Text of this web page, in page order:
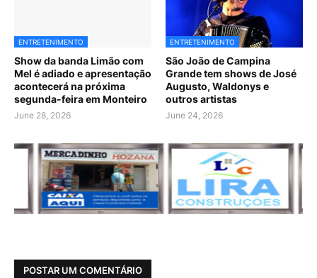
ENTRETENIMENTO
Show da banda Limão com
Mel é adiado e apresentação
acontecerá na próxima
segunda-feira em Monteiro
June 28, 2026
ENTRETENIMENTO
São João de Campina
Grande tem shows de José
Augusto, Waldonys e
outros artistas
June 24, 2026
POSTAR UM COMENTÁRIO